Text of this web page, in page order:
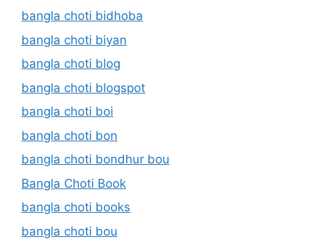
bangla choti bidhoba
bangla choti biyan
bangla choti blog
bangla choti blogspot
bangla choti boi
bangla choti bon
bangla choti bondhur bou
Bangla Choti Book
bangla choti books
bangla choti bou